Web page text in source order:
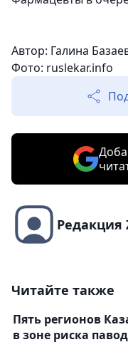
Автор: Галина
Фото: ruslekar.info
Редакция
Читайте также
Пять регионов
в зоне риска